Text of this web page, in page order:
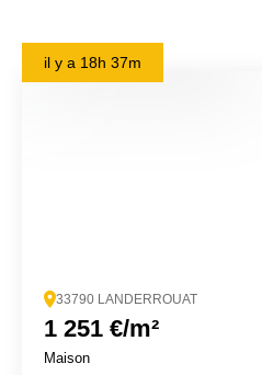
il y a 18h 37m
33790 LANDERROUAT
1 251 €/m²
Maison